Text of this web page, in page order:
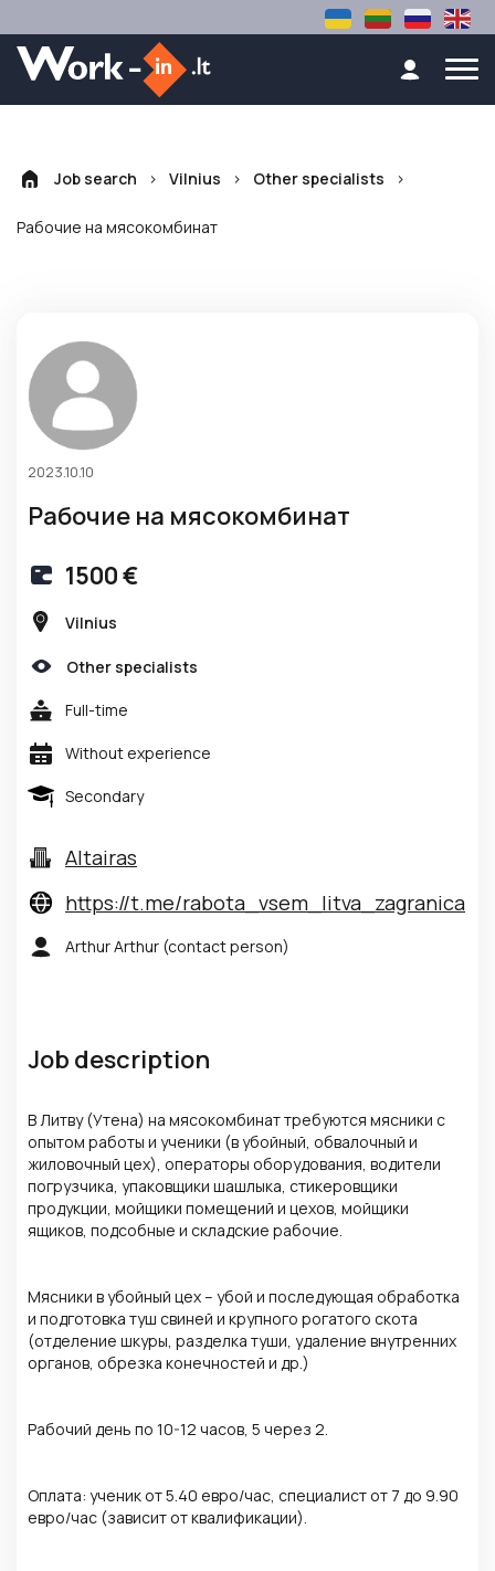
Job search > Vilnius > Other specialists >
Рабочие на мясокомбинат
2023.10.10
Рабочие на мясокомбинат
1500 €
Vilnius
Other specialists
Full-time
Without experience
Secondary
Altairas
https://t.me/rabota_vsem_litva_zagranica
Arthur Arthur (contact person)
Job description
В Литву (Утена) на мясокомбинат требуются мясники с
опытом работы и ученики (в убойный, обвалочный и
жиловочный цех), операторы оборудования, водители
погрузчика, упаковщики шашлыка, стикеровщики
продукции, мойщики помещений и цехов, мойщики
ящиков, подсобные и складские рабочие.
Мясники в убойный цех – убой и последующая обработка
и подготовка туш свиней и крупного рогатого скота
(отделение шкуры, разделка туши, удаление внутренних
органов, обрезка конечностей и др.)
Рабочий день по 10-12 часов, 5 через 2.
Оплата: ученик от 5.40 евро/час, специалист от 7 до 9.90
евро/час (зависит от квалификации).